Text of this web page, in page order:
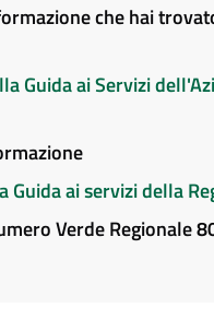
che hai
Guida ai Servizi
Guida ai servizi della
Verde Regionale